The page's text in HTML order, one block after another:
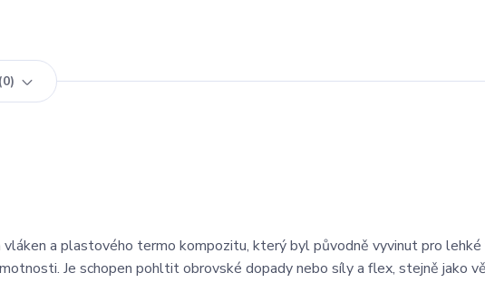
0
a plastového termo kompozitu, který byl původně vyvinut pro lehké
Je schopen pohltit obrovské dopady nebo síly a flex, stejně jako